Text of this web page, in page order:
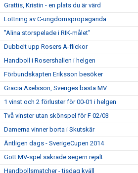
Grattis, Kristin - en plats du är värd
Lottning av C-ungdomspropaganda
"Alina storspelade i RIK-målet"
Dubbelt upp Rosers A-flickor
Handboll i Rosershallen i helgen
Förbundskapten Eriksson besöker
Gracia Axelsson, Sveriges bästa MV
1 vinst och 2 förluster för 00-01 i helgen
Två vinster utan skönspel för F 02/03
Damerna vinner borta i Skutskär
Äntligen dags - SverigeCupen 2014
Gott MV-spel säkrade segern rejält
Handbollsmatcher - tisdag kväll